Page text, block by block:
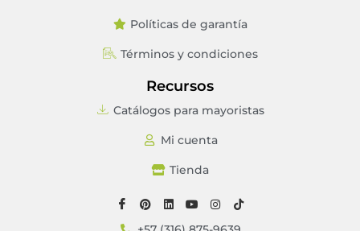
Políticas de garantía
Términos y condiciones
Recursos
Catálogos para mayoristas
Mi cuenta
Tienda